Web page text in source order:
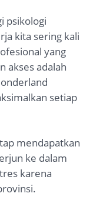
psikologi
kita sering kali
yang
akses adalah
setiap
mendapatkan
ke dalam
karena